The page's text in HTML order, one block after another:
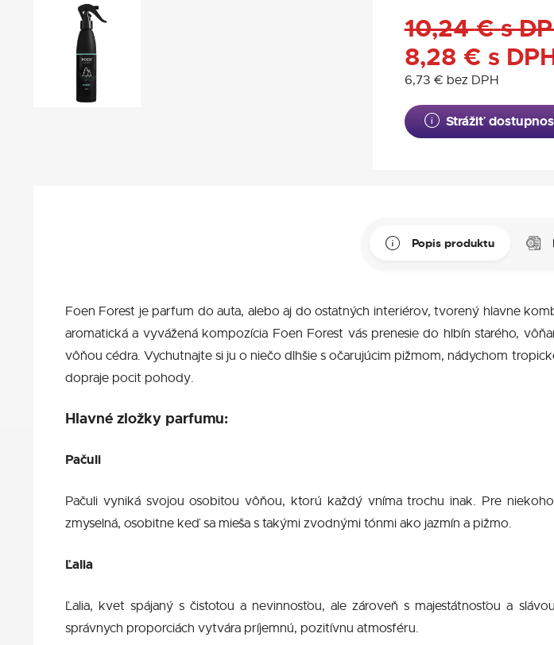
10,24€ s
8,28 € s
6,73 € bez DPH
Strážiť
Popis produktu
Foen Forest je parfum do auta, alebo aj do ostatných interiérov, tvorený hlavne
aromatická a vyvážená kompozícia Foen Forest vás prenesie do hlbín starého,
vôňou cédra. Vychutnajte si ju o niečo dlhšie s očarujúcim pižmom, nádychom
dopraje pocit pohody.
Hlavné zložky parfumu:
Pačuli
Pačuli vyniká svojou osobitou vôňou, ktorú každý vníma trochu inak. Pre
zmyselná, osobitne keď sa mieša s takými zvodnými tónmi ako jazmín a pižmo.
Ľalia
Ľalia, kvet spájaný s čistotou a nevinnosťou, ale zároveň s majestátnosťou a
správnych proporciách vytvára príjemnú, pozitívnu atmosféru.